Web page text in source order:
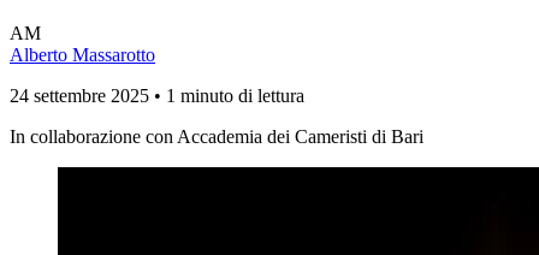
AM
Alberto Massarotto
24 settembre 2025 • 1 minuto di lettura
In collaborazione con Accademia dei Cameristi di Bari